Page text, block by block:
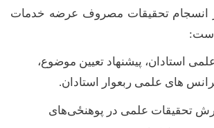
انسجام تحقیقات مصروف عرضه خدمات
:
استادان، پیشنهاد تعیین موضوع،
های علمی ربعوار استادان.
تحقیقات علمی در پوهنځیهای